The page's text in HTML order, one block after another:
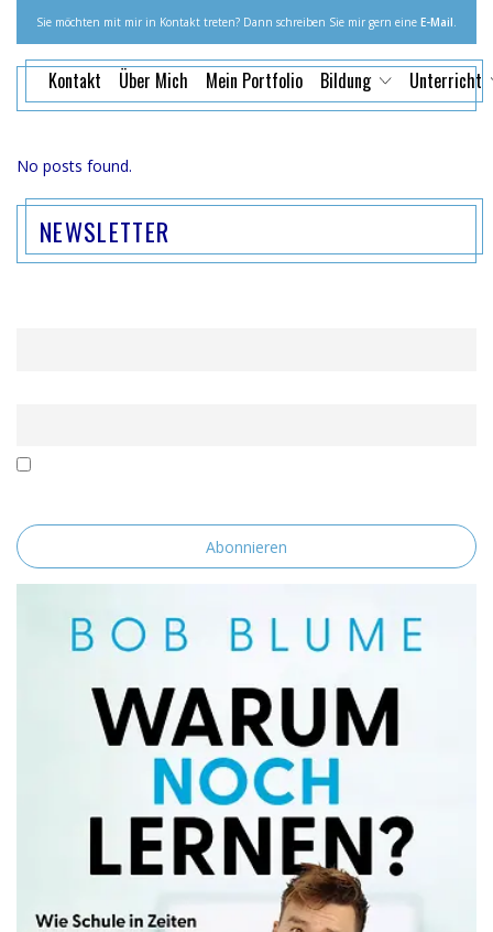
Sie möchten mit mir in Kontakt treten? Dann schreiben Sie mir gern eine E-Mail.
Kontakt Über Mich Mein Portfolio Bildung Unterricht
No posts found.
NEWSLETTER